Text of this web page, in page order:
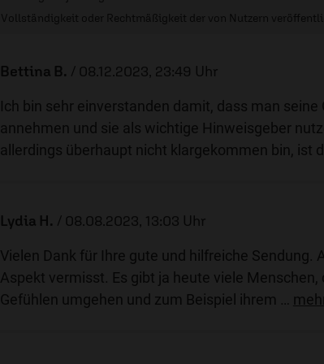
Vollständigkeit oder Rechtmäßigkeit der von Nutzern
Bettina B. / 08.12.2023, 23:49 Uhr
Ich bin sehr einverstanden damit, dass man
annehmen und sie als wichtige Hinweisgeber
allerdings überhaupt nicht klargekommen bin, ist
Lydia H. / 08.08.2023, 13:03 Uhr
Vielen Dank für Ihre gute und hilfreiche Sendung.
Aspekt vermisst. Es gibt ja heute viele
Gefühlen umgehen und zum Beispiel ihrem …